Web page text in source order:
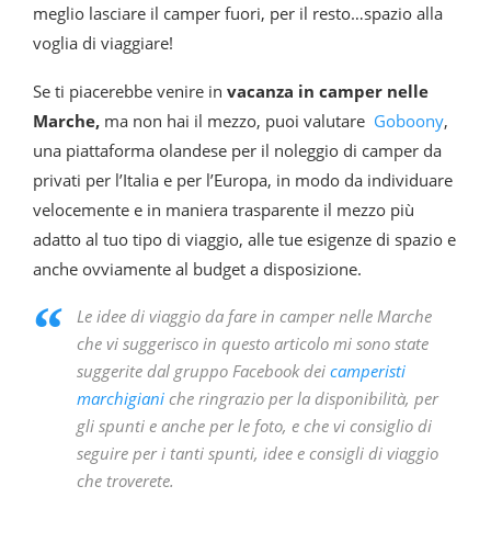
meglio lasciare il camper fuori, per il resto…spazio alla
voglia di viaggiare!
Se ti piacerebbe venire in vacanza in camper nelle
Marche, ma non hai il mezzo, puoi valutare Goboony,
una piattaforma olandese per il noleggio di camper da
privati per l’Italia e per l’Europa, in modo da individuare
velocemente e in maniera trasparente il mezzo più
adatto al tuo tipo di viaggio, alle tue esigenze di spazio e
anche ovviamente al budget a disposizione.
Le idee di viaggio da fare in camper nelle Marche
che vi suggerisco in questo articolo mi sono state
suggerite dal gruppo Facebook dei camperisti
marchigiani che ringrazio per la disponibilità, per
gli spunti e anche per le foto, e che vi consiglio di
seguire per i tanti spunti, idee e consigli di viaggio
che troverete.